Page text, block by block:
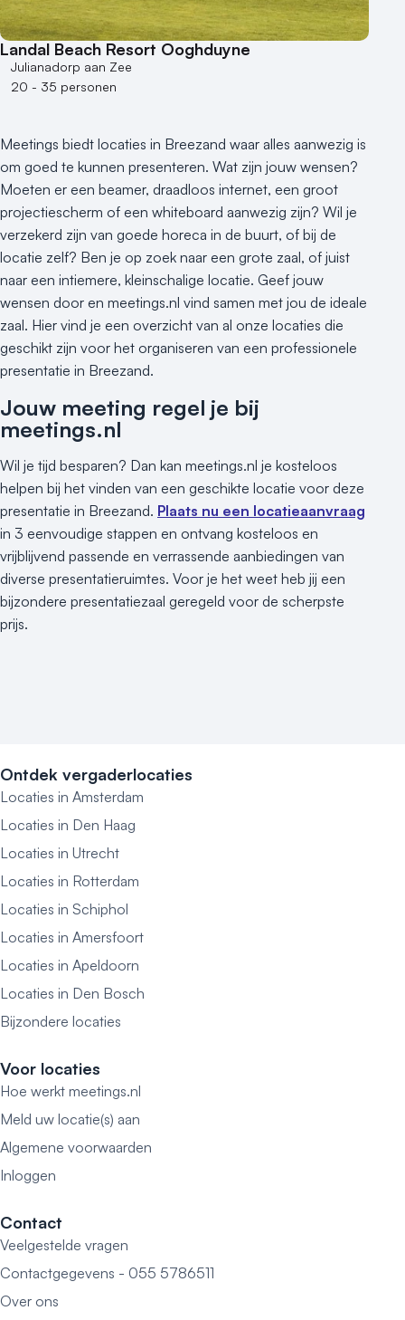
Landal Beach Resort Ooghduyne
Julianadorp aan Zee
20 - 35 personen
Meetings biedt locaties in Breezand waar alles aanwezig is
om goed te kunnen presenteren. Wat zijn jouw wensen?
Moeten er een beamer, draadloos internet, een groot
projectiescherm of een whiteboard aanwezig zijn? Wil je
verzekerd zijn van goede horeca in de buurt, of bij de
locatie zelf? Ben je op zoek naar een grote zaal, of juist
naar een intiemere, kleinschalige locatie. Geef jouw
wensen door en meetings.nl vind samen met jou de ideale
zaal. Hier vind je een overzicht van al onze locaties die
geschikt zijn voor het organiseren van een professionele
presentatie in Breezand.
Jouw meeting regel je bij
meetings.nl
Wil je tijd besparen? Dan kan meetings.nl je kosteloos
helpen bij het vinden van een geschikte locatie voor deze
presentatie in Breezand. Plaats nu een locatieaanvraag
in 3 eenvoudige stappen en ontvang kosteloos en
vrijblijvend passende en verrassende aanbiedingen van
diverse presentatieruimtes. Voor je het weet heb jij een
bijzondere presentatiezaal geregeld voor de scherpste
prijs.
Ontdek vergaderlocaties
Locaties in Amsterdam
Locaties in Den Haag
Locaties in Utrecht
Locaties in Rotterdam
Locaties in Schiphol
Locaties in Amersfoort
Locaties in Apeldoorn
Locaties in Den Bosch
Bijzondere locaties
Voor locaties
Hoe werkt meetings.nl
Meld uw locatie(s) aan
Algemene voorwaarden
Inloggen
Contact
Veelgestelde vragen
Contactgegevens - 055 5786511
Over ons